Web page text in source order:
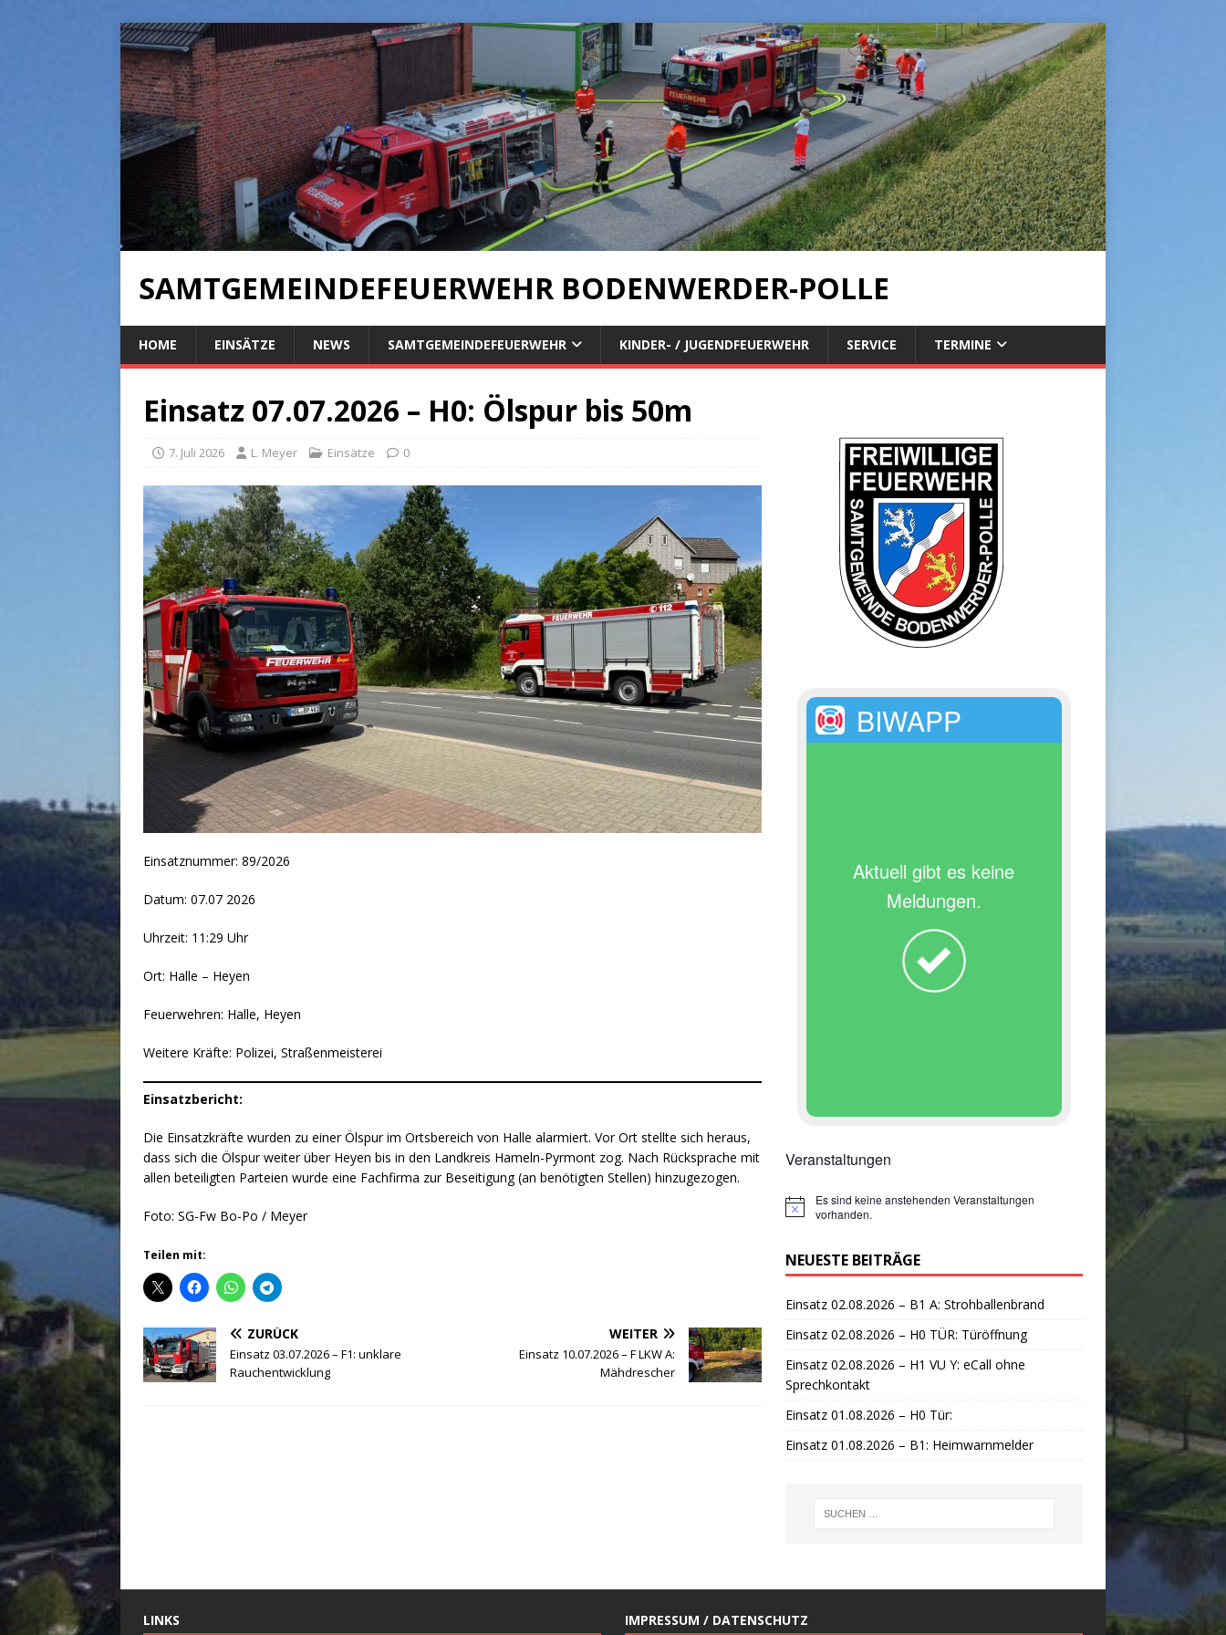
SAMTGEMEINDEFEUERWEHR BODENWERDER-POLLE
HOME EINSÄTZE NEWS SAMTGEMEINDEFEUERWEHR KINDER- / JUGENDFEUERWEHR SERVICE TERMINE
Einsatz 07.07.2026 – H0: Ölspur bis 50m
7. Juli 2026 L. Meyer Einsätze 0
Einsatznummer: 89/2026
Datum: 07.07 2026
Uhrzeit: 11:29 Uhr
Ort: Halle – Heyen
Feuerwehren: Halle, Heyen
Weitere Kräfte: Polizei, Straßenmeisterei
Einsatzbericht:
Die Einsatzkräfte wurden zu einer Ölspur im Ortsbereich von Halle alarmiert. Vor Ort stellte sich heraus,
dass sich die Ölspur weiter über Heyen bis in den Landkreis Hameln-Pyrmont zog. Nach Rücksprache mit
allen beteiligten Parteien wurde eine Fachfirma zur Beseitigung (an benötigten Stellen) hinzugezogen.
Foto: SG-Fw Bo-Po / Meyer
Teilen mit:
ZURÜCK
Einsatz 03.07.2026 – F1: unklare
Rauchentwicklung
WEITER
Einsatz 10.07.2026 – F LKW A:
Mähdrescher
BIWAPP
Aktuell gibt es keine
Meldungen.
Veranstaltungen
H
w
e
s
Es sind keine anstehenden Veranstaltungen
vorhanden.
NEUESTE BEITRÄGE
Einsatz 02.08.2026 – B1 A: Strohballenbrand
Einsatz 02.08.2026 – H0 TÜR: Türöffnung
Einsatz 02.08.2026 – H1 VU Y: eCall ohne
Sprechkontakt
Einsatz 01.08.2026 – H0 Tür:
Einsatz 01.08.2026 – B1: Heimwarnmelder
LINKS IMPRESSUM / DATENSCHUTZ